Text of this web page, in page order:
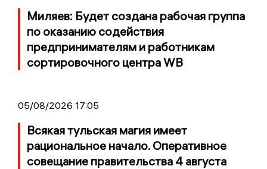
Миляев: Будет создана рабочая группа
по оказанию содействия
предпринимателям и работникам
сортировочного центра WB
05/08/2026 17:05
Всякая тульская магия имеет
рациональное начало. Оперативное
совещание правительства 4 августа